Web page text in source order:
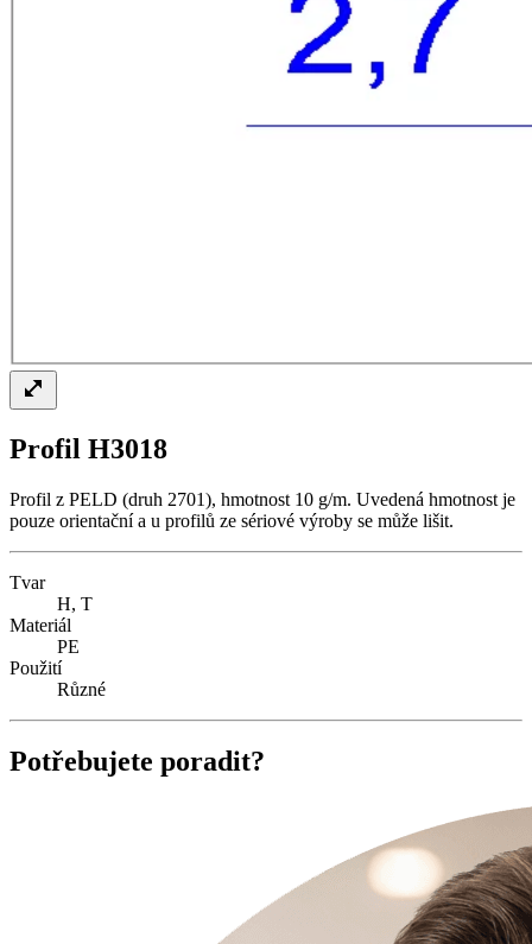
Profil H3018
Profil z PELD (druh 2701), hmotnost 10 g/m. Uvedená hmotnost je
pouze orientační a u profilů ze sériové výroby se může lišit.
Tvar
H, T
Materiál
PE
Použití
Různé
Potřebujete poradit?